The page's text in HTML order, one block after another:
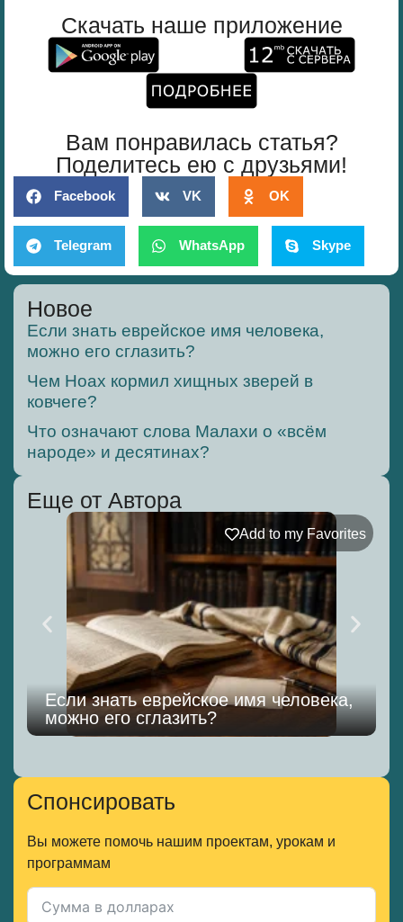
Скачать наше приложение
Вам понравилась статья?
Поделитесь ею с друзьями!
Facebook VK OK
Telegram WhatsApp Skype
Новое
Если знать еврейское имя человека,
можно его сглазить?
Чем Ноах кормил хищных зверей в
ковчеге?
Что означают слова Малахи о «всём
народе» и десятинах?
Еще от Автора
Add to my Favorites
Если знать еврейское имя человека,
можно его сглазить?
Спонсировать
Вы можете помочь нашим проектам, урокам и
программам